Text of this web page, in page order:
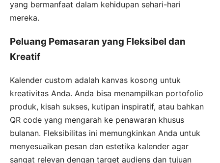
yang bermanfaat dalam kehidupan sehari-hari
mereka.
Peluang Pemasaran yang Fleksibel dan
Kreatif
Kalender custom adalah kanvas kosong untuk
kreativitas Anda. Anda bisa menampilkan portofolio
produk, kisah sukses, kutipan inspiratif, atau bahkan
QR code yang mengarah ke penawaran khusus
bulanan. Fleksibilitas ini memungkinkan Anda untuk
menyesuaikan pesan dan estetika kalender agar
sangat relevan dengan target audiens dan tujuan